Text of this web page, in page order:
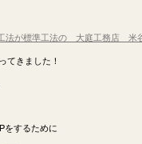
が標準工法の 大庭工務店 米
てきました！
をするために